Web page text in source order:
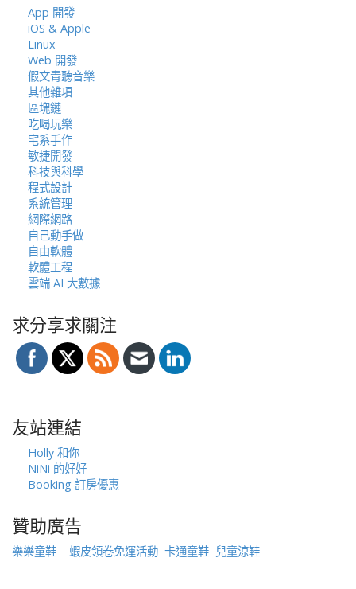
App 開發
iOS & Apple
Linux
Web 開發
假文青聽音樂
其他雜項
區塊鏈
吃喝玩樂
宅系手作
敏捷開發
科技與科學
程式設計
系統管理
網際網路
自己動手做
自由軟體
軟體工程
雲端 AI 大數據
求分享求關注
友站連結
Holly 和你
NiNi 的好好
Booking 訂房優惠
贊助廣告
樂樂童鞋 蝦皮領卷免運活動 卡通童鞋 兒童涼鞋